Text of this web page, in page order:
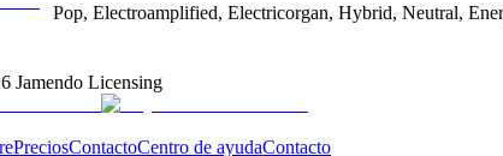
Pop, Electroamplified, Electricorgan, Hybrid, Neutral,
Jamendo Licensing
PreciosContactoCentro de ayudaContacto